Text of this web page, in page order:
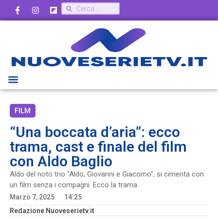
FILM
“Una boccata d’aria”: ecco
trama, cast e finale del film
con Aldo Baglio
Aldo del noto trio "Aldo, Giovanni e Giacomo", si cimenta con
un film senza i compagni. Ecco la trama.
Marzo 7, 2025
14:25
Redazione Nuoveserietv.it